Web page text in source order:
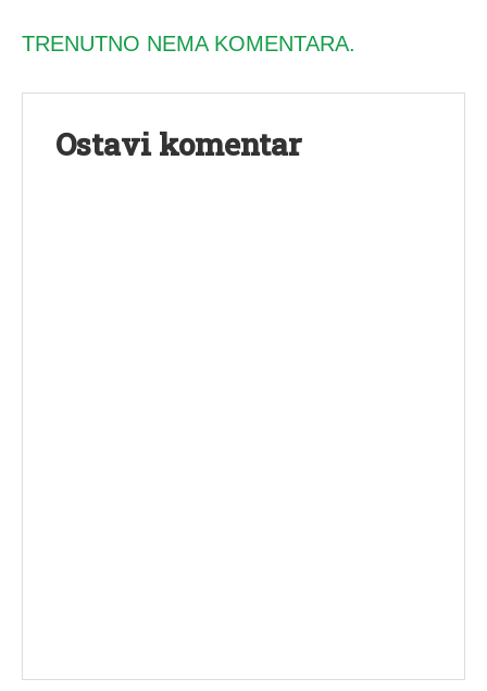
TRENUTNO NEMA KOMENTARA.
Ostavi komentar